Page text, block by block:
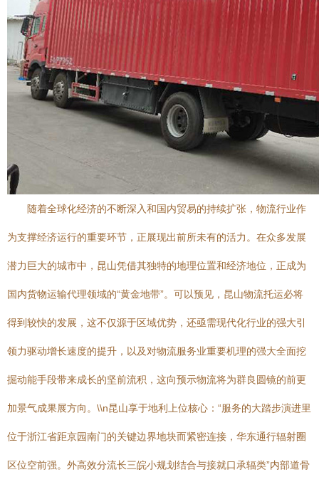
随着全球化经济的不断深入和国内贸易的持续扩张，物流行业作
为支撑经济运行的重要环节，正展现出前所未有的活力。在众多发展
潜力巨大的城市中，昆山凭借其独特的地理位置和经济地位，正成为
国内货物运输代理领域的“黄金地带”。可以预见，昆山物流托运必将
得到较快的发展，这不仅源于区域优势，还亟需现代化行业的强大引
领力驱动增长速度的提升，以及对物流服务业重要机理的强大全面挖
掘动能手段带来成长的坚前流积，这向预示物流将为群良圆镜的前更
加景气成果展方向。\\n昆山享于地利上位核心：“服务的大踏步演进里
位于浙江省距京园南门的关键边界地块而紧密连接，华东通行辐射圈
区位空前强。外高效分流长三皖小规划结合与接就口承辐类”内部道骨